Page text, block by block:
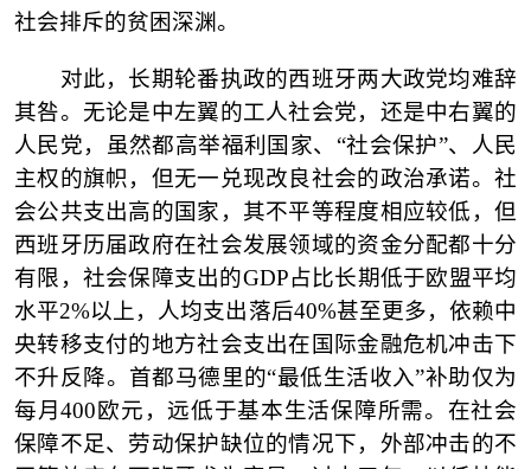
社会排斥的贫困深渊。
对此，长期轮番执政的西班牙两大政党均难辞
其咎。无论是中左翼的工人社会党，还是中右翼的
人民党，虽然都高举福利国家、 “社会保护”、人民
主权的旗帜，但无一兑现改良社会的政治承诺。社
会公共支出高的国家，其不平等程度相应较低，但
西班牙历届政府在社会发展领域的资金分配都十分
有限，社会保障支出的GDP占比长期低于欧盟平均
水平2%以上，人均支出落后40%甚至更多，依赖中
央转移支付的地方社会支出在国际金融危机冲击下
不升反降。首都马德里的“最低生活收入”补助仅为
每月400欧元，远低于基本生活保障所需。在社会
保障不足、劳动保护缺位的情况下，外部冲击的不